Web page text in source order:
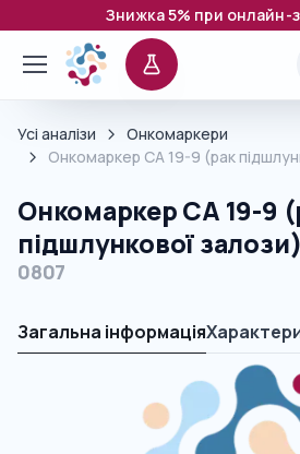
Знижка 5% при онлайн-
Усі аналізи
Онкомаркери
Онкомаркер СА 19-9 (рак
Онкомаркер СА 19-9
підшлункової залози)
0807
Загальна інформація